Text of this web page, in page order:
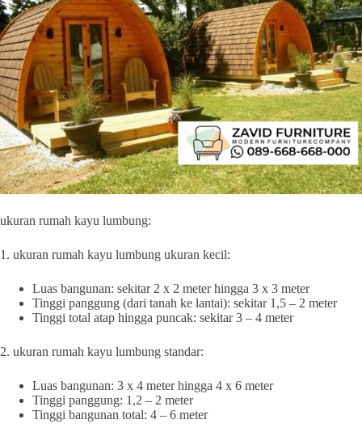
ukuran rumah kayu lumbung:
1. ukuran rumah kayu lumbung ukuran kecil:
Luas bangunan: sekitar 2 x 2 meter hingga 3 x 3 meter
Tinggi panggung (dari tanah ke lantai): sekitar 1,5 – 2 meter
Tinggi total atap hingga puncak: sekitar 3 – 4 meter
2. ukuran rumah kayu lumbung standar:
Luas bangunan: 3 x 4 meter hingga 4 x 6 meter
Tinggi panggung: 1,2 – 2 meter
Tinggi bangunan total: 4 – 6 meter